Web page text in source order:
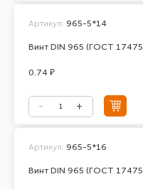
Винт DIN 965 (ГОСТ
Артикул: 965-5*14
0.74 ₽
Винт DIN 965 (ГОСТ
Артикул: 965-5*16